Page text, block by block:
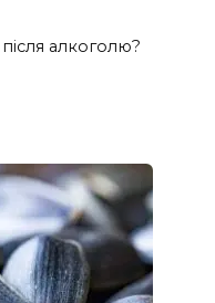
алкоголю?